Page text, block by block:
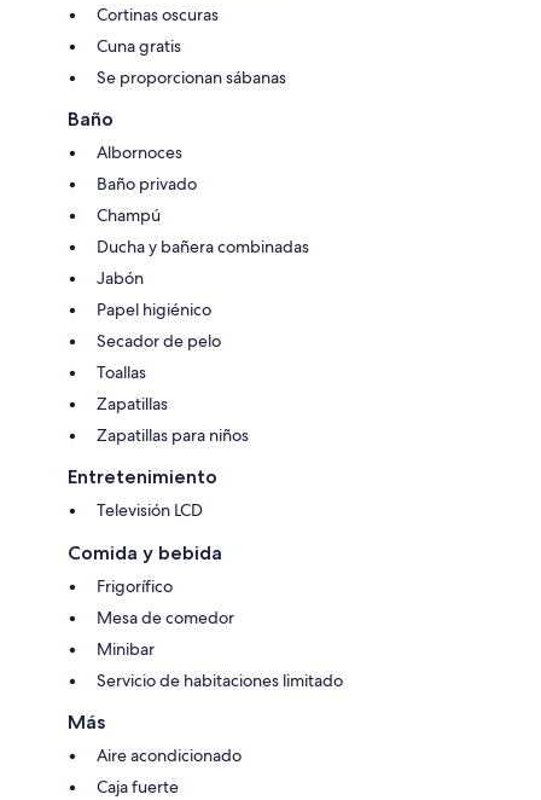
Cortinas oscuras
Cuna gratis
Se proporcionan sábanas
Baño
Albornoces
Baño privado
Champú
Ducha y bañera combinadas
Jabón
Papel higiénico
Secador de pelo
Toallas
Zapatillas
Zapatillas para niños
Entretenimiento
Televisión LCD
Comida y bebida
Frigorífico
Mesa de comedor
Minibar
Servicio de habitaciones limitado
Más
Aire acondicionado
Caja fuerte